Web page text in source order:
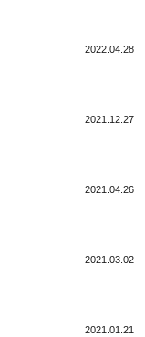
2022.04.28
2021.12.27
2021.04.26
2021.03.02
2021.01.21